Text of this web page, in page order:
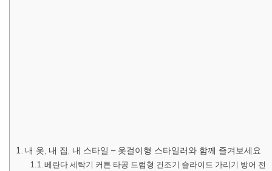
내 옷, 내 집, 내 스타일 – 옷걸이형 스타일러와 함께 즐겨보세요
베란다 세탁기 커튼 타공 드럼형 건조기 슬라이드 가리기 방어 전